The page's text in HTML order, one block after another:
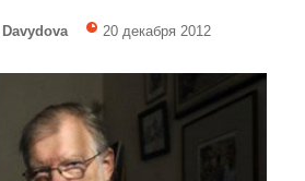
20 декабря 2012